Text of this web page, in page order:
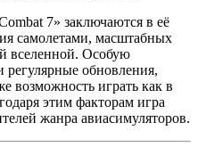
7» заключаются в её
самолетами, масштабных
вселенной. Особую
регулярные обновления,
возможность играть как в
этим факторам игра
жанра авиасимуляторов.